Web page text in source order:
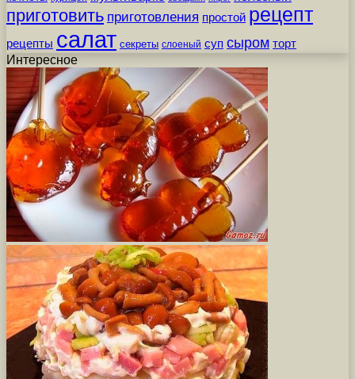
приготовить приготовления простой рецепт
рецепты салат секреты слоеный суп сыром торт
Интересное